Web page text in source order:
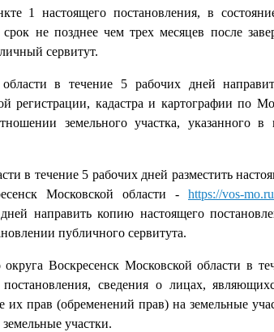
1 настоящего постановления, в
не позднее чем трех месяцев после
сервитут.
в течение 5 рабочих дней
регистрации, кадастра и картографии по
земельного участка, указанного в
в течение 5 рабочих дней разместить
Московской области - https://vos-
направить копию настоящего
публичного сервитута.
Воскресенск Московской области в
сведения о лицах,
прав (обременений прав) на земельные
участки.